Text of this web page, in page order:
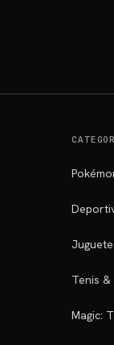
Tenis
Magic: